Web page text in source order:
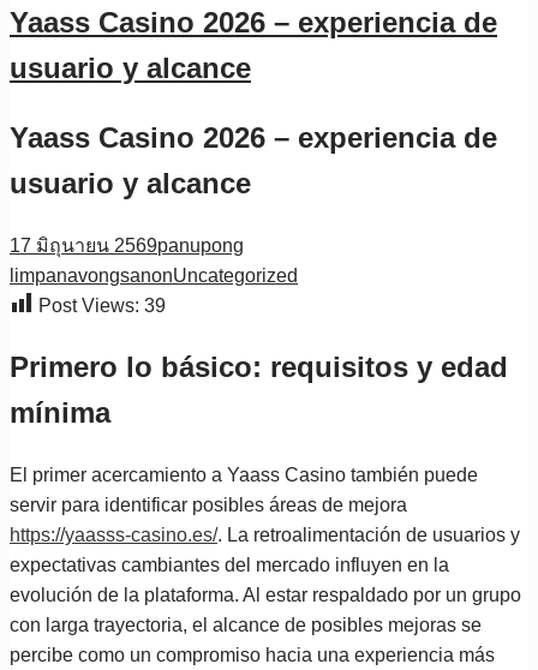
Yaass Casino 2026 – experiencia de
usuario y alcance
Yaass Casino 2026 – experiencia de
usuario y alcance
17 มิถุนายน 2569panupong
limpanavongsanonUncategorized
Post Views: 39
Primero lo básico: requisitos y edad
mínima
El primer acercamiento a Yaass Casino también puede
servir para identificar posibles áreas de mejora
https://yaasss-casino.es/. La retroalimentación de usuarios y
expectativas cambiantes del mercado influyen en la
evolución de la plataforma. Al estar respaldado por un grupo
con larga trayectoria, el alcance de posibles mejoras se
percibe como un compromiso hacia una experiencia más